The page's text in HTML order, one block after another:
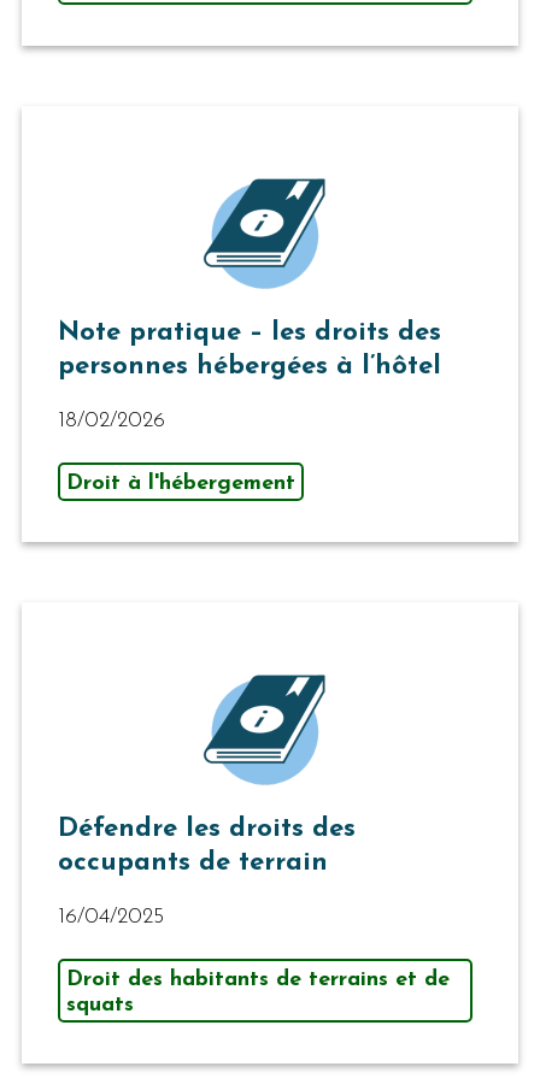
Note pratique – les droits des
personnes hébergées à l’hôtel
18/02/2026
Droit à l'hébergement
Défendre les droits des
occupants de terrain
16/04/2025
Droit des habitants de terrains et de
squats